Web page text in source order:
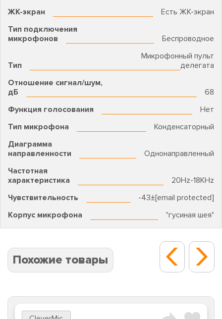
ЖК-экран
Есть ЖК-экран
Тип подключения
микрофонов
Беспроводное
Тип
Микрофонный пульт
делегата
Отношение сигнал/шум,
дБ
68
Функция голосования
Нет
Тип микрофона
Конденсаторный
Диаграмма
направленности
Однонаправленный
Частотная
характеристика
20Hz-18KHz
Чувствительность
-43±[email protected]
Корпус микрофона
"гусиная шея"
Похожие товары